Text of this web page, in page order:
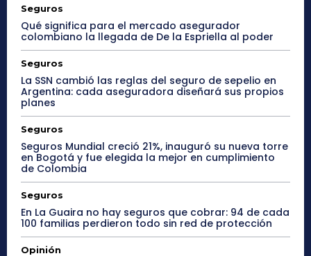
Seguros
Qué significa para el mercado asegurador
colombiano la llegada de De la Espriella al poder
Seguros
La SSN cambió las reglas del seguro de sepelio en
Argentina: cada aseguradora diseñará sus propios
planes
Seguros
Seguros Mundial creció 21%, inauguró su nueva torre
en Bogotá y fue elegida la mejor en cumplimiento
de Colombia
Seguros
En La Guaira no hay seguros que cobrar: 94 de cada
100 familias perdieron todo sin red de protección
Opinión